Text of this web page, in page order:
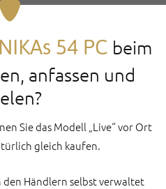
54 PC beim
anfassen und
Sie das Modell „Live“ vor Ort
gleich kaufen.
Händlern selbst verwaltet